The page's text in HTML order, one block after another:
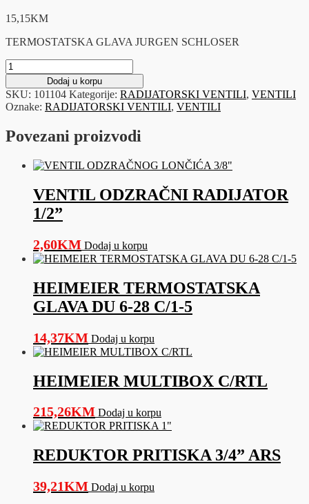
15,15KM
TERMOSTATSKA GLAVA JURGEN SCHLOSER
TERMOSTATSKA
GLAVA
JURGEN
SCHLOSER
količina
Dodaj u korpu
SKU: 101104 Kategorije: RADIJATORSKI VENTILI, VENTILI
Oznake: RADIJATORSKI VENTILI, VENTILI
Povezani proizvodi
VENTIL ODZRAČNI RADIJATOR
1/2”
2,60KM Dodaj u korpu
HEIMEIER TERMOSTATSKA
GLAVA DU 6-28 C/1-5
14,37KM Dodaj u korpu
HEIMEIER MULTIBOX C/RTL
215,26KM Dodaj u korpu
REDUKTOR PRITISKA 3/4” ARS
39,21KM Dodaj u korpu